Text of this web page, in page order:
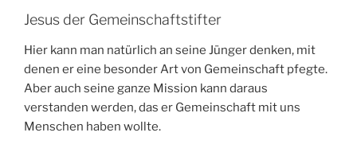
Jesus der Gemeinschaftstifter
Hier kann man natürlich an seine Jünger denken, mit
denen er eine besonder Art von Gemeinschaft pfegte.
Aber auch seine ganze Mission kann daraus
verstanden werden, das er Gemeinschaft mit uns
Menschen haben wollte.